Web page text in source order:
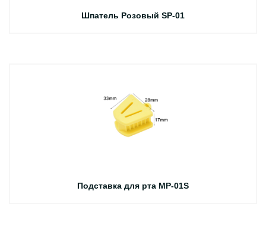
Шпатель Розовый SP-01
Подставка для рта MP-01S